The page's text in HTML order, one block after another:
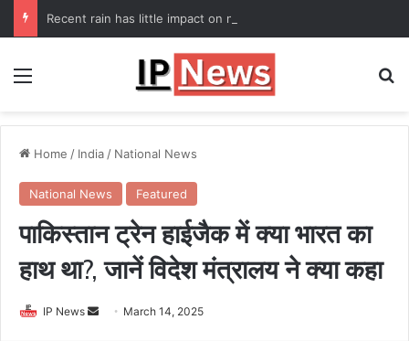
Recent rain has little impact on national monsoon deficit
Menu
Home / India/ National News
National News Featured
पाकिस्तान ट्रेन हाईजैक में क्या भारत का
हाथ था?, जानें विदेश मंत्रालय ने क्या कहा
IP News
Send March 14, 2025